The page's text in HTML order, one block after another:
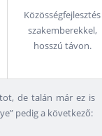
Közösségfejlesztés
szakemberekkel,
hosszú távon.
de talán már ez is
pedig a következő: